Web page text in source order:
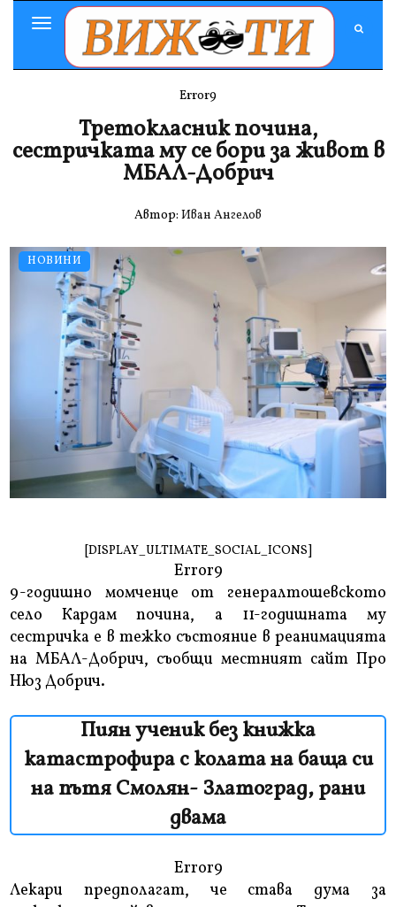
Toggle
Navigation
НОВИНИ
Error9
Третокласник почина,
сестричката му се бори за живот в
МБАЛ-Добрич
Автор: Иван Ангелов
[DISPLAY_ULTIMATE_SOCIAL_ICONS]
Error9
9-годишно момченце от генералтошевското
село Кардам почина, а 11-годишната му
сестричка е в тежко състояние в реанимацията
на МБАЛ-Добрич, съобщи местният сайт Про
Нюз Добрич.
Пиян ученик без книжка
катастрофира с колата на баща си
на пътя Смолян- Златоград, рани
двама
Error9
Лекари предполагат, че става дума за